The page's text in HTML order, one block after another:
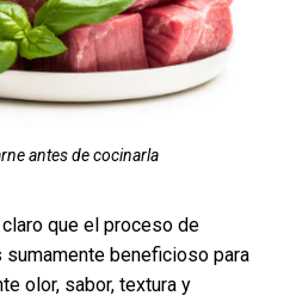
antes de cocinarla
que el proceso de
beneficioso para
olor, sabor, textura y